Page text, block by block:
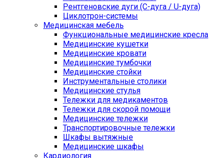
Рентгеновские дуги (С-дуга / U-дуга)
Циклотрон-системы
Медицинская мебель
Функциональные медицинские кресла
Медицинские кушетки
Медицинские кровати
Медицинские тумбочки
Медицинские стойки
Инструментальные столики
Медицинские стулья
Тележки для медикаментов
Тележки для скорой помощи
Медицинские тележки
Транспортировочные тележки
Шкафы вытяжные
Медицинские шкафы
Кардиология